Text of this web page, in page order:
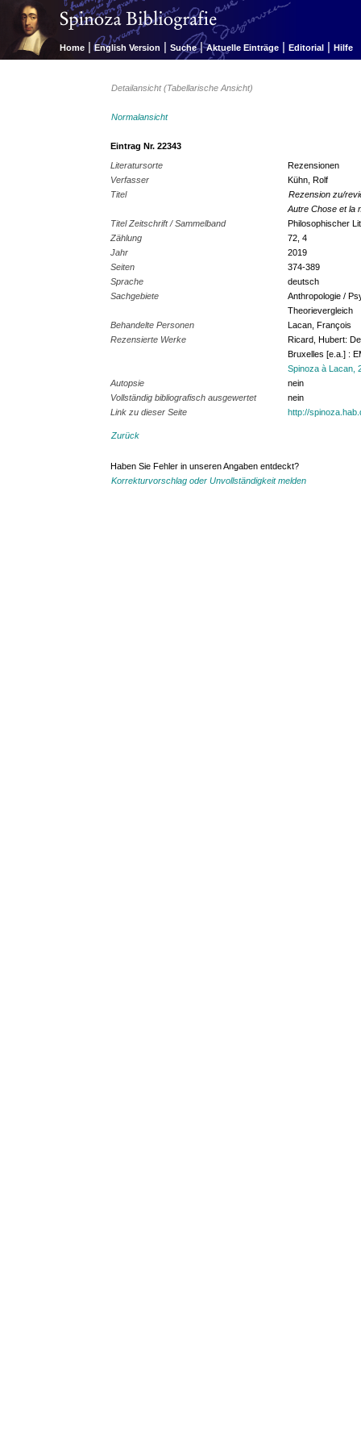
Home | English Version | Suche | Aktuelle Einträge | Editorial | Hilfe
Detailansicht (Tabellarische Ansicht)
Normalansicht
Eintrag Nr. 22343
Literatursorte
Rezensionen
Verfasser
Kühn, Rolf
Titel
Rezension zu/
Autre Chose et la
Titel Zeitschrift / Sammelband
Philosophischer
Zählung
72, 4
Jahr
2019
Seiten
374-389
Sprache
deutsch
Sachgebiete
Anthropologie /
Theorievergleich
Behandelte Personen
Lacan, François
Rezensierte Werke
Ricard, Hubert:
Bruxelles [e.a.] :
Spinoza à Lacan,
Autopsie
nein
Vollständig bibliografisch ausgewertet
nein
Link zu dieser Seite
http://
Zurück
Haben Sie Fehler in unseren Angaben entdeckt?
Korrekturvorschlag oder Unvollständigkeit melden